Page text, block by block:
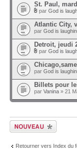
St. Paul,
par God is
Atlantic City,
par God is
Detroit, jeudi
par God is
par God is
Billets pour
par Vanina » 21
Ecrire un nouveau
sujet
Retourner vers Index du